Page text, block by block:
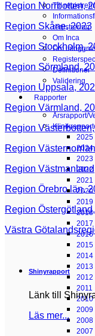
Till
registrering
Om Inca
Om
Definitioner
Validering
Rapporter
Årsrapport/
2025
2024
2023
2022
2021
2020
2019
2018
2017
2016
2015
2014
2013
2012
2011
2010
2009
2008
2007
Region Norrbotten,
Region Skåne, 2023
Region Stockholm,
Region Sörmland,
Region Uppsala,
Region Värmland,
Region
Region
Region
Region Örebro län,
Region
Västra
Shinyrapport
Länk till
Läs mer...